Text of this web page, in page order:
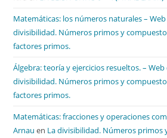
Matemáticas: los números naturales – Web
divisibilidad. Números primos y
factores primos.
Álgebra: teoría y ejercicios resueltos. – Web
divisibilidad. Números primos y
factores primos.
Matemáticas: fracciones y operaciones
Arnau en La divisibilidad. Números primos